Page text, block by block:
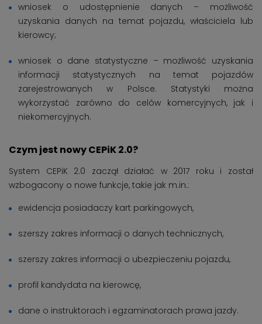
wniosek o udostępnienie danych – możliwość
uzyskania danych na temat pojazdu, właściciela lub
kierowcy;
wniosek o dane statystyczne – możliwość uzyskania
informacji statystycznych na temat pojazdów
zarejestrowanych w Polsce. Statystyki można
wykorzystać zarówno do celów komercyjnych, jak i
niekomercyjnych.
Czym jest nowy CEPiK 2.0?
System CEPiK 2.0 zaczął działać w 2017 roku i został
wzbogacony o nowe funkcje, takie jak m.in.:
ewidencja posiadaczy kart parkingowych,
szerszy zakres informacji o danych technicznych,
szerszy zakres informacji o ubezpieczeniu pojazdu,
profil kandydata na kierowcę,
dane o instruktorach i egzaminatorach prawa jazdy.